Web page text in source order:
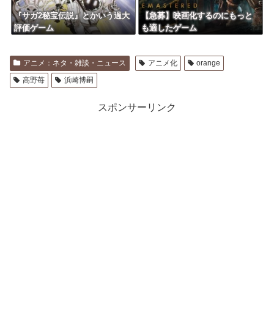
『サガ2秘宝伝説』とかいう過大
評価ゲーム
【急募】映画化するのにもっと
も適したゲーム
アニメ：ネタ・雑談・ニュース アニメ化
orange
高野苺
浜崎博嗣
スポンサーリンク